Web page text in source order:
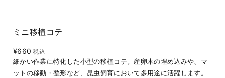
ミニ移植コテ
¥660 税込
細かい作業に特化した小型の移植コテ。産卵木の埋め込みや、マ
ットの移動・整形など、昆虫飼育において多用途に活躍します。